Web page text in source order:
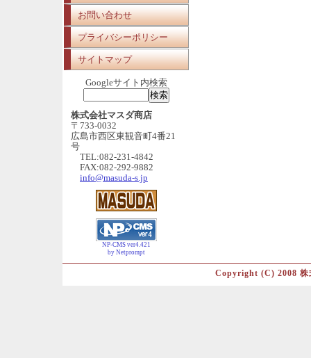
お問い合わせ
プライバシーポリシー
サイトマップ
Googleサイト内検索
株式会社マスダ商店
〒733-0032
広島市西区東観音町4番21
号
TEL:082-231-4842
FAX:082-292-9882
info@masuda-s.jp
NP-CMS ver4.421
by Netprompt
Copyright (C) 2008